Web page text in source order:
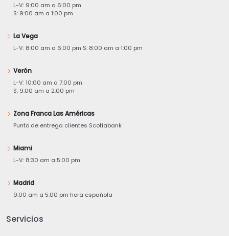
L-V: 9:00 am a 6:00 pm
S: 9:00 am a 1:00 pm
La Vega
L-V: 8:00 am a 6:00 pm S: 8:00 am a 1:00 pm
Verón
L-V: 10:00 am a 7:00 pm
S: 9:00 am a 2:00 pm
Zona Franca Las Américas
Punto de entrega clientes Scotiabank
Miami
L-V: 8:30 am a 5:00 pm
Madrid
9:00 am a 5:00 pm hora española
Servicios